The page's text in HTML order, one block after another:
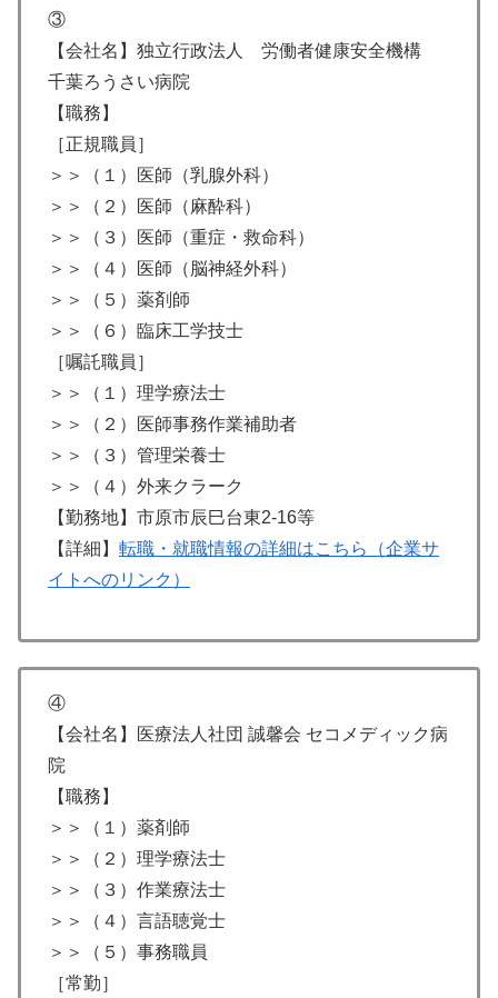
③
【会社名】独立行政法人 労働者健康安全機構
千葉ろうさい病院
【職務】
［正規職員］
＞＞（１）医師（乳腺外科）
＞＞（２）医師（麻酔科）
＞＞（３）医師（重症・救命科）
＞＞（４）医師（脳神経外科）
＞＞（５）薬剤師
＞＞（６）臨床工学技士
［嘱託職員］
＞＞（１）理学療法士
＞＞（２）医師事務作業補助者
＞＞（３）管理栄養士
＞＞（４）外来クラーク
【勤務地】市原市辰巳台東2-16等
【詳細】 転職・就職情報の詳細はこちら（企業サ
イトへのリンク）
④
【会社名】医療法人社団 誠馨会 セコメディック病
院
【職務】
＞＞（１）薬剤師
＞＞（２）理学療法士
＞＞（３）作業療法士
＞＞（４）言語聴覚士
＞＞（５）事務職員
［常勤］